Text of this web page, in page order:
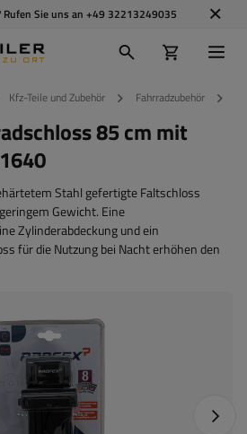
Rufen Sie uns an +49 32213249035
Kfz-Teile und Zubehör Fahrradzubehör
85 cm mit
Stahl gefertigte Faltschloss
Gewicht. Eine
Zylinderabdeckung und ein
für die Nutzung bei Nacht erhöhen den